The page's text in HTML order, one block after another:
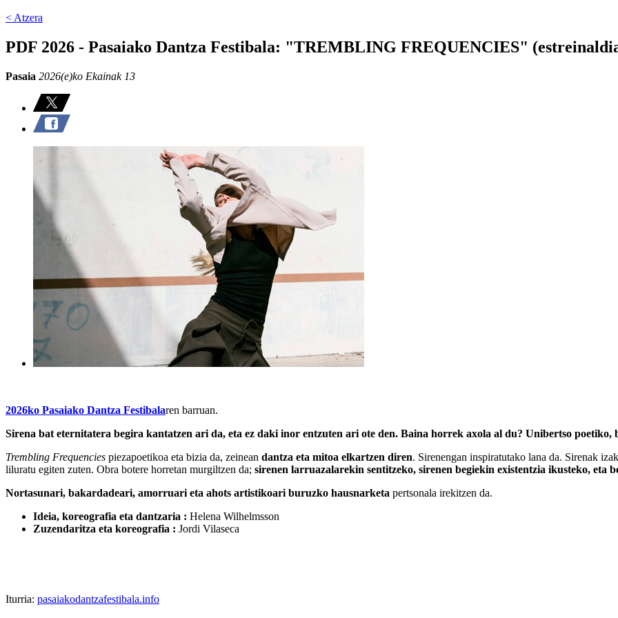
< Atzera
PDF 2026 - Pasaiako Dantza Festibala: "TREMBLING FREQUENCIES"
Pasaia 2026(e)ko Ekainak 13
2026ko Pasaiako Dantza Festibalaren barruan.
Sirena bat eternitatera begira kantatzen ari da, eta ez daki inor entzuten ari ote den. Baina horrek axola al du? Unibertso poetiko,
Trembling Frequencies piezapoetikoa eta bizia da, zeinean dantza eta mitoa elkartzen diren. Sirenengan inspiratutako lana da. Sirenak
liluratu egiten zuten. Obra botere horretan murgiltzen da; sirenen larruazalarekin sentitzeko, sirenen begiekin existentzia ikusteko, eta
Nortasunari, bakardadeari, amorruari eta ahots artistikoari buruzko hausnarketa pertsonala irekitzen da.
Ideia, koreografia eta dantzaria : Helena Wilhelmsson
Zuzendaritza eta koreografia : Jordi Vilaseca
Iturria: pasaiakodantzafestibala.info